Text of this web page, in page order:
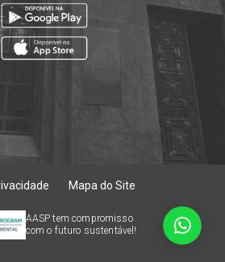
Mapa do Site
AASP tem compromisso
com o futuro sustentável!